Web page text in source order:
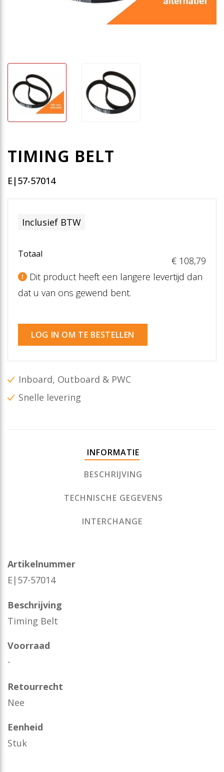
TIMING BELT
E|57-57014
Inclusief BTW
Totaal
€ 108,79
Dit product heeft een langere levertijd dan
dat u van ons gewend bent.
LOG IN OM TE BESTELLEN
Inboard, Outboard & PWC
Snelle levering
INFORMATIE
BESCHRIJVING
TECHNISCHE GEGEVENS
INTERCHANGE
Artikelnummer
E|57-57014
Beschrijving
Timing Belt
Voorraad
-
Retourrecht
Nee
Eenheid
Stuk